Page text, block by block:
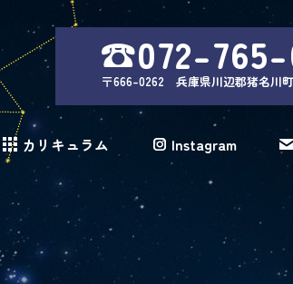
☎072-765-
〒666-0262 兵庫県川辺郡猪名川
カリキュラム Instagram